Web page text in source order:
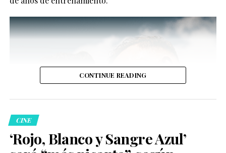
explicó Enrique
Alvarado, director de
actores de END Films.
CONTINUE READING
CINE
‘Rojo, Blanco y Sangre Azul’